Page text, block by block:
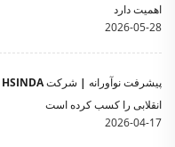
اهمیت دارد
2026-05-28
انقلابی را کسب کرده است
2026-04-17